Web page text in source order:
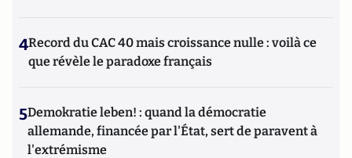
4Record du CAC 40 mais croissance nulle : voilà ce
que révèle le paradoxe français
5Demokratie leben! : quand la démocratie
allemande, financée par l'État, sert de paravent à
l'extrémisme